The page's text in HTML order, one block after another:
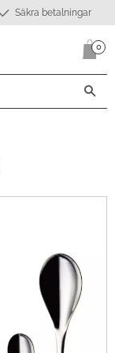
Säkra betalningar
0